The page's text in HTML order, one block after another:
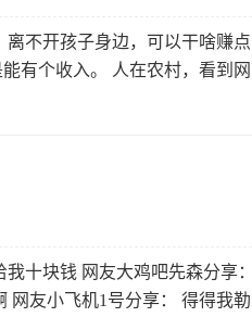
离不开孩子身边，可以干啥赚点
有个收入。 人在农村，看到网
十块钱 网友大鸡吧先森分享：
网友小飞机1号分享： 得得我勒